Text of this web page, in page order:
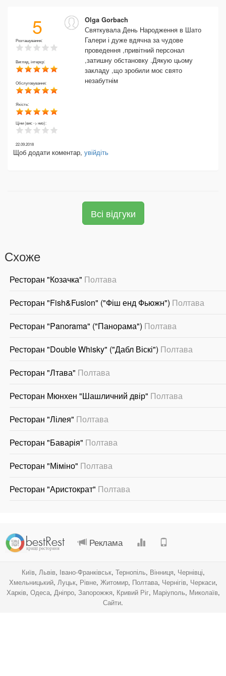
5
Розташування:
Вигляд, інтерєр:
Обслуговування:
Якість:
Ціни (вис -> низ):
Olga Gorbach
Святкувала День Народження в Шато
Галери і дуже вдячна за чудове
проведення ,привітний персонал
,затишну обстановку .Дякую цьому
закладу ,що зробили моє свято
незабутнім
22.09.2018
Щоб додати коментар, увійдіть
Всі відгуки
Схоже
Ресторан "Козачка" Полтава
Ресторан "Fish&Fusion" ("Фіш енд Фьюжн") Полтава
Ресторан "Panorama" ("Панорама") Полтава
Ресторан "Double Whisky" ("Дабл Віскі") Полтава
Ресторан "Лтава" Полтава
Ресторан Мюнхен "Шашличний двір" Полтава
Ресторан "Лілея" Полтава
Ресторан "Баварія" Полтава
Ресторан "Міміно" Полтава
Ресторан "Аристократ" Полтава
Реклама
Київ, Львів, Івано-Франківськ, Тернопіль, Вінниця, Чернівці,
Хмельницький, Луцьк, Рівне, Житомир, Полтава, Чернігів, Черкаси,
Харків, Одеса, Дніпро, Запорожжя, Кривий Ріг, Маріуполь, Миколаїв,
Сайти.